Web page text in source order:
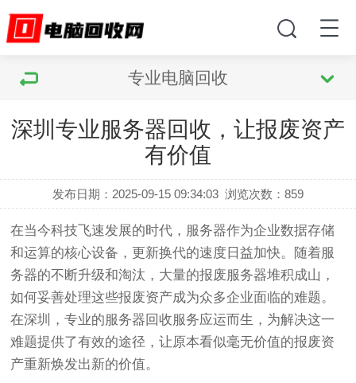
专业电脑回收
深圳专业服务器回收，让报废资产
有价值
发布日期：2025-09-15 09:34:03 浏览次数：859
在当今科技飞速发展的时代，服务器作为企业数据存储
和运算的核心设备，更新换代的速度日益加快。随着服
务器的不断升级和淘汰，大量的报废服务器堆积成山，
如何妥善处理这些报废资产成为众多企业面临的难题。
在深圳，专业的服务器回收服务应运而生，为解决这一
难题提供了有效的途径，让原本看似毫无价值的报废资
产重新焕发出新的价值。